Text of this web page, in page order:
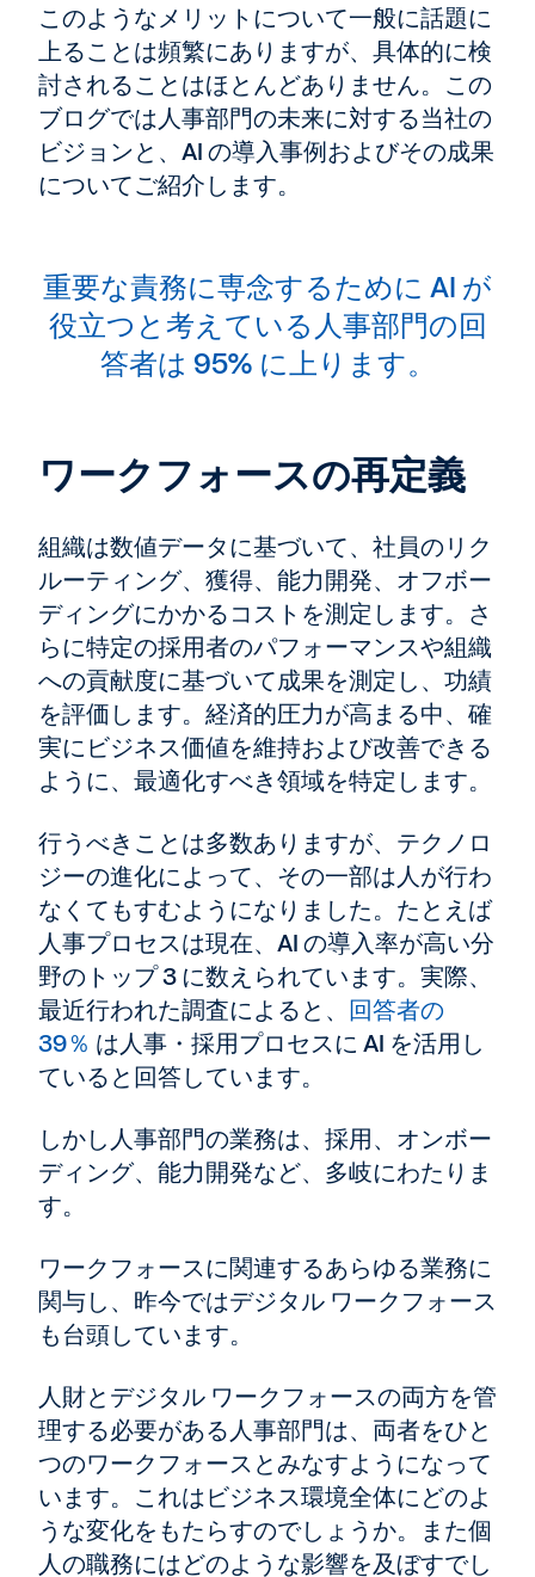
このようなメリットについて一般に話題に
上ることは頻繁にありますが、具体的に検
討されることはほとんどありません。この
ブログでは人事部門の未来に対する当社の
ビジョンと、AI の導入事例およびその成果
についてご紹介します。
重要な責務に専念するために AI が
役立つと考えている人事部門の回
答者は 95% に上ります。
ワークフォースの再定義
組織は数値データに基づいて、社員のリク
ルーティング、獲得、能力開発、オフボー
ディングにかかるコストを測定します。さ
らに特定の採用者のパフォーマンスや組織
への貢献度に基づいて成果を測定し、功績
を評価します。経済的圧力が高まる中、確
実にビジネス価値を維持および改善できる
ように、最適化すべき領域を特定します。
行うべきことは多数ありますが、テクノロ
ジーの進化によって、その一部は人が行わ
なくてもすむようになりました。たとえば
人事プロセスは現在、AI の導入率が高い分
野のトップ 3 に数えられています。実際、
最近行われた調査によると、 回答者の
39％ は人事・採用プロセスに AI を活用し
ていると回答しています。
しかし人事部門の業務は、採用、オンボー
ディング、能力開発など、多岐にわたりま
す。
ワークフォースに関連するあらゆる業務に
関与し、昨今ではデジタル ワークフォース
も台頭しています。
人財とデジタル ワークフォースの両方を管
理する必要がある人事部門は、両者をひと
つのワークフォースとみなすようになって
います。これはビジネス環境全体にどのよ
うな変化をもたらすのでしょうか。また個
人の職務にはどのような影響を及ぼすでし